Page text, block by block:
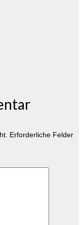
Erforderliche Felder